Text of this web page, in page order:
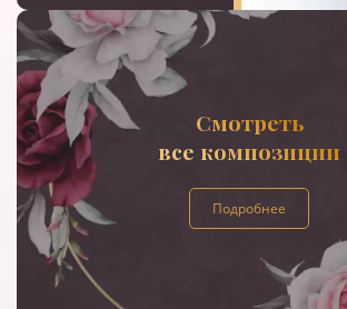
Смотреть
все композиции
Подробнее